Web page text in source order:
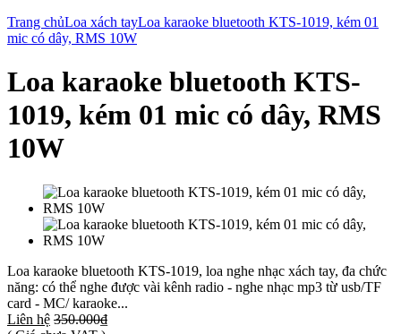
Trang chủLoa xách tayLoa karaoke bluetooth KTS-1019, kém 01
mic có dây, RMS 10W
Loa karaoke bluetooth KTS-
1019, kém 01 mic có dây, RMS
10W
Loa karaoke bluetooth KTS-1019, loa nghe nhạc xách tay, đa chức
năng: có thể nghe được vài kênh radio - nghe nhạc mp3 từ usb/TF
card - MC/ karaoke...
Liên hệ 350.000₫